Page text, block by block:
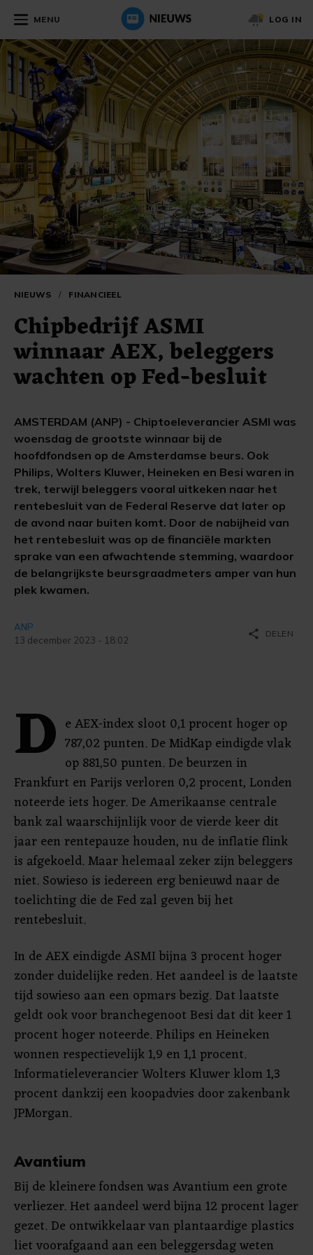
MENU LOG IN
NIEUWS / FINANCIEEL
Chipbedrijf ASMI
winnaar AEX, beleggers
wachten op Fed-besluit
AMSTERDAM (ANP) - Chiptoeleverancier ASMI was
woensdag de grootste winnaar bij de
hoofdfondsen op de Amsterdamse beurs. Ook
Philips, Wolters Kluwer, Heineken en Besi waren in
trek, terwijl beleggers vooral uitkeken naar het
rentebesluit van de Federal Reserve dat later op
de avond naar buiten komt. Door de nabijheid van
het rentebesluit was op de financiële markten
sprake van een afwachtende stemming, waardoor
de belangrijkste beursgraadmeters amper van hun
plek kwamen.
ANP
13 december 2023 - 18:02
share DELEN
D e AEX-index sloot 0,1 procent hoger op
787,02 punten. De MidKap eindigde vlak
op 881,50 punten. De beurzen in
Frankfurt en Parijs verloren 0,2 procent, Londen
noteerde iets hoger. De Amerikaanse centrale
bank zal waarschijnlijk voor de vierde keer dit
jaar een rentepauze houden, nu de inflatie flink
is afgekoeld. Maar helemaal zeker zijn beleggers
niet. Sowieso is iedereen erg benieuwd naar de
toelichting die de Fed zal geven bij het
rentebesluit.
In de AEX eindigde ASMI bijna 3 procent hoger
zonder duidelijke reden. Het aandeel is de laatste
tijd sowieso aan een opmars bezig. Dat laatste
geldt ook voor branchegenoot Besi dat dit keer 1
procent hoger noteerde. Philips en Heineken
wonnen respectievelijk 1,9 en 1,1 procent.
Informatieleverancier Wolters Kluwer klom 1,3
procent dankzij een koopadvies door zakenbank
JPMorgan.
Avantium
Bij de kleinere fondsen was Avantium een grote
verliezer. Het aandeel werd bijna 12 procent lager
gezet. De ontwikkelaar van plantaardige plastics
liet voorafgaand aan een beleggersdag weten